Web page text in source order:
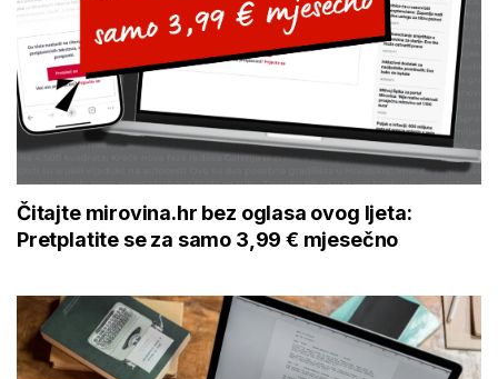
Čitajte mirovina.hr bez oglasa ovog ljeta:
Pretplatite se za samo 3,99 € mjesečno